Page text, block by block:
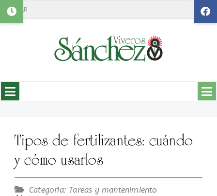
Tipos de fertilizantes: cuándo
y cómo usarlos
Categoría: Tareas y mantenimiento